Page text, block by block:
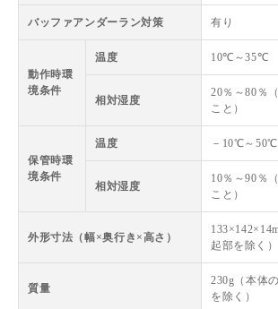
バッファアンダーラン対策 有り
動作時環
境条件
温度 10℃～35℃
相対湿度
20％～80％
こと）
保管時環
境条件
温度 －10℃～50℃
相対湿度
10％～90％
こと）
外形寸法（幅×奥行き×高さ）
起部を除く）
質量
230g（本体
を除く）